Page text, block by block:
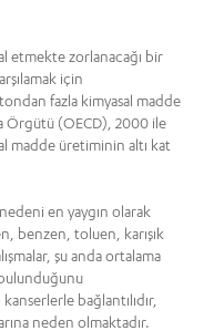
etmekte zorlanacağı bir
için
fazla kimyasal madde
Örgütü (OECD), 2000 ile
madde üretiminin altı kat
en yaygın olarak
benzen, toluen, karışık
şu anda ortalama
bağlantılıdır,
neden olmaktadır.